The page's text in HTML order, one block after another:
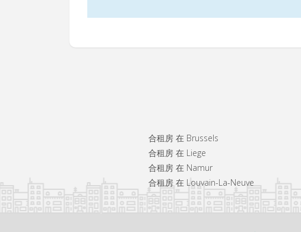
合租房 在 Brussels
合租房 在 Liege
合租房 在 Namur
合租房 在 Louvain-La-Neuve